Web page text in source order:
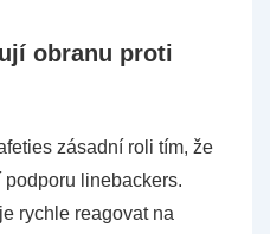
obranu proti
zásadní roli tím, že
linebackers.
rychle reagovat na